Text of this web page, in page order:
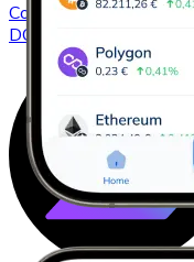
ComprarDogecoin
DOGE